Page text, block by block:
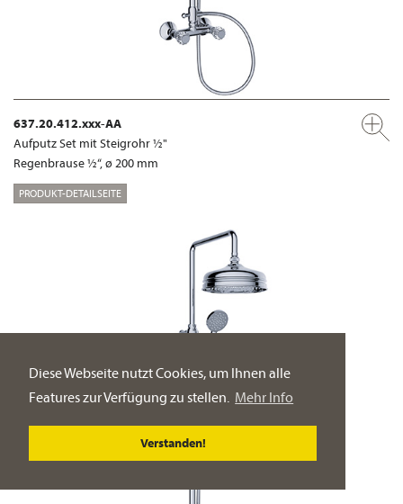
Diese Webseite nutzt Cookies, um Ihnen alle
Features zur Verfügung zu stellen. Mehr Info
Verstanden!
637.20.412.xxx-AA
Aufputz Set mit Steigrohr ½"
Regenbrause ½“, ø 200 mm
PRODUKT-DETAILSEITE